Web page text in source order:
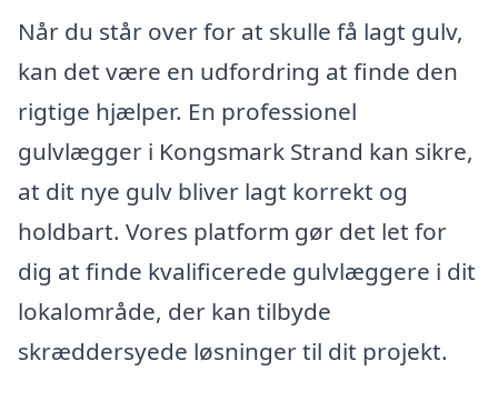
Når du står over for at skulle få lagt gulv,
kan det være en udfordring at finde den
rigtige hjælper. En professionel
gulvlægger i Kongsmark Strand kan sikre,
at dit nye gulv bliver lagt korrekt og
holdbart. Vores platform gør det let for
dig at finde kvalificerede gulvlæggere i dit
lokalområde, der kan tilbyde
skræddersyede løsninger til dit projekt.